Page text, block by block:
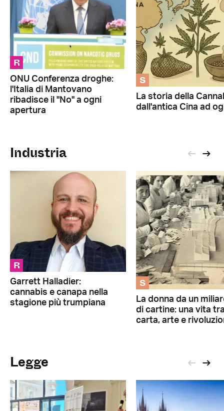
R
ONU Conferenza droghe:
l'Italia di Mantovano
ribadisce il "No" a ogni
apertura
S
La storia della
dall'antica Cina ad
Industria
R
Garrett Halladier:
cannabis e canapa nella
stagione più trumpiana
S
La donna da un
di cartine: una vita
carta, arte e
Legge